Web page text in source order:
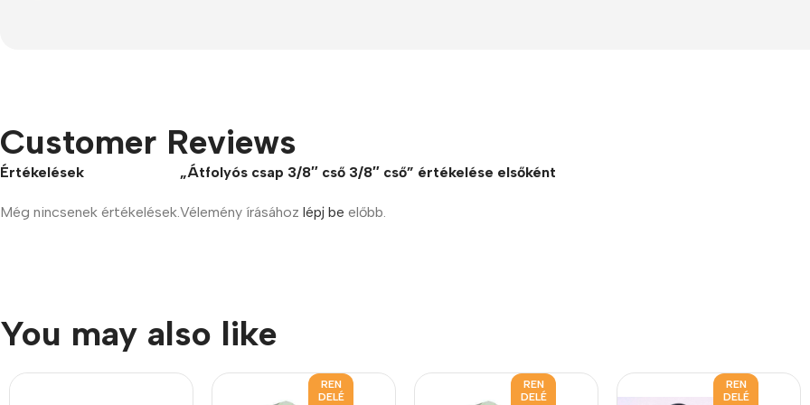
Customer Reviews
Értékelések
Még nincsenek értékelések.
„Átfolyós csap 3/8″ cső 3/8″ cső” értékelése elsőként
Vélemény írásához lépj be előbb.
You may also like
REN
DELÉ
REN
DELÉ
REN
DELÉ